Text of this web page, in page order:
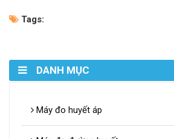
Tags:
DANH MỤC
Máy đo huyết áp